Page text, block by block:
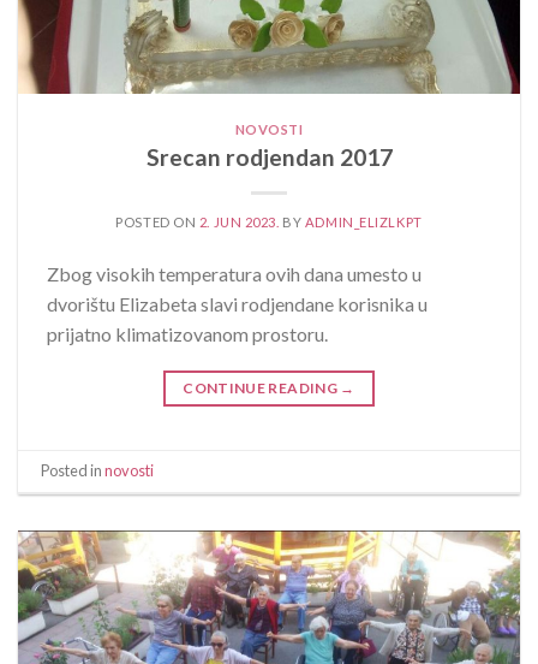
NOVOSTI
Srecan rodjendan 2017
POSTED ON 2. JUN 2023. BY ADMIN_ELIZLKPT
Zbog visokih temperatura ovih dana umesto u
dvorištu Elizabeta slavi rodjendane korisnika u
prijatno klimatizovanom prostoru.
CONTINUE READING →
Posted innovosti